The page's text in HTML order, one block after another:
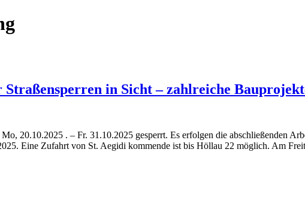
in Sicht – zahlreiche
20.10.2025 . – Fr. 31.10.2025 gesperrt. Es erfolgen die abschließenden
Eine Zufahrt von St. Aegidi kommende ist bis Höllau 22 möglich. Am